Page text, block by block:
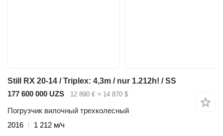
Still RX 20-14 / Triplex: 4,3m / nur 1.212h! / SS
177 600 000 UZS
12 890 € ≈ 14 870 $
Погрузчик вилочный трехколесный
2016
1 212 м/ч